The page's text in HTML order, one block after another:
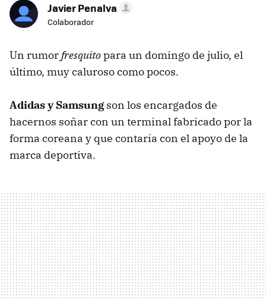
Javier Penalva
Colaborador
Un rumorfresquitopara un domingo de julio, el
último, muy caluroso como pocos.
Adidas y Samsungson los encargados de
hacernos soñar con un terminal fabricado por la
forma coreana y que contaría con el apoyo de la
marca deportiva.